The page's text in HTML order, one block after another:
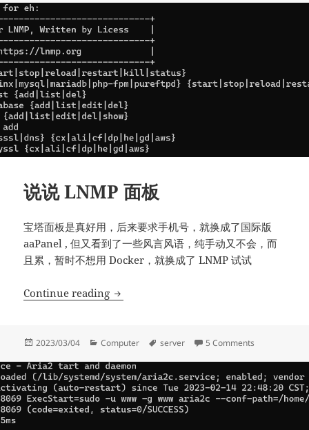
说说 LNMP 面板
宝塔面板是真好用，后来要求手机号，就换成了国际版
aaPanel , 但又看到了一些风言风语，纯手动又不会，而
且累，暂时不想用 Docker，就换成了 LNMP 试试
Continue reading 说说 LNMP 面板
Posted
2023/03/04 Categories
Computer Tags
server 5 Comments